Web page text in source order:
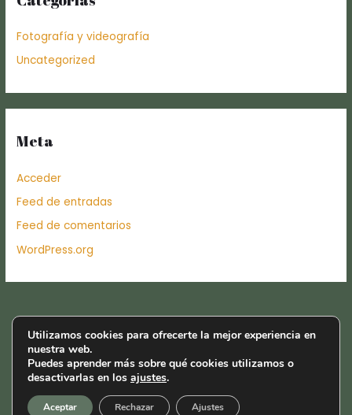
Fotografía y videografía
Uncategorized
Meta
Acceder
Feed de entradas
Feed de comentarios
WordPress.org
Política de privacidad
Utilizamos cookies para ofrecerte la mejor experiencia en
nuestra web.
Puedes aprender más sobre qué cookies utilizamos o
desactivarlas en los ajustes.
Aceptar Rechazar Ajustes